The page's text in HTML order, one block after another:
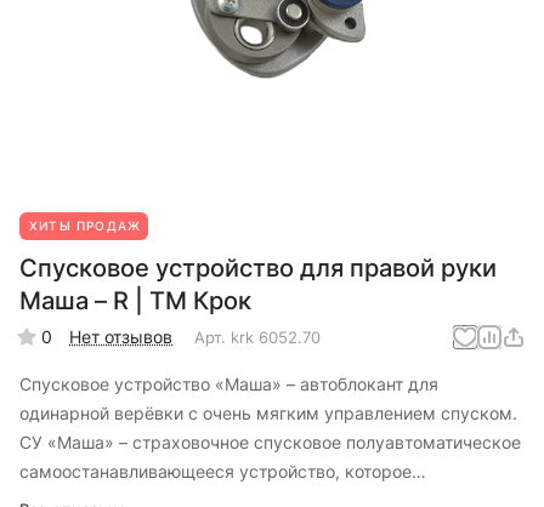
ХИТЫ ПРОДАЖ
Спусковое устройство для правой руки
Маша – R | ТМ Крок
0 Нет отзывов Арт. krk 6052.70
Спусковое устройство «Маша» – автоблокант для
одинарной верёвки с очень мягким управлением спуском.
СУ «Маша» – страховочное спусковое полуавтоматическое
самоостанавливающееся устройство, которое
автоматически останавливается при отпускании